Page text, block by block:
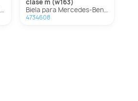
clase m (w163)
Biela para Mercedes-Benz Clase M (W163)
4734608